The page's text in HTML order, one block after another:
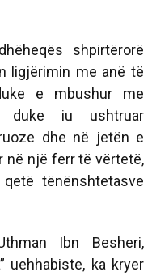
shpirtërorë
ligjërimin me anë të
e mbushur me
duke iu ushtruar
dhe në jetën e
në një ferr të vërtetë,
tënënshtetasve
Ibn Besheri,
uehhabiste, ka kryer